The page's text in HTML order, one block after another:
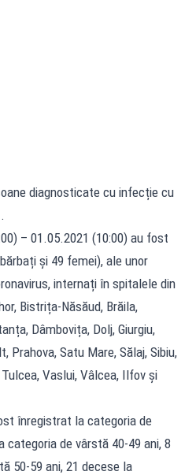
diagnosticate cu infecție cu
– 01.05.2021 (10:00) au fost
și 49 femei), ale unor
internați în spitalele din
Bistrița-Năsăud, Brăila,
Dâmbovița, Dolj, Giurgiu,
Prahova, Satu Mare, Sălaj, Sibiu,
Vaslui, Vâlcea, Ilfov și
înregistrat la categoria de
categoria de vârstă 40-49 ani, 8
50-59 ani, 21 decese la